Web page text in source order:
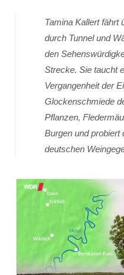
Tamina Kallert fährt
durch Tunnel und
den
Strecke. Sie taucht
Vergangenheit der
Glockenschmiede
Pflanzen,
Burgen und probiert
deutschen